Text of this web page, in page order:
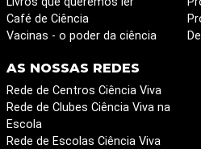
Café de Ciência
Vacinas - o poder da ciência
AS NOSSAS REDES
Rede de Centros Ciência Viva
Rede de Clubes Ciência Viva na
Escola
Rede de Escolas Ciência Viva